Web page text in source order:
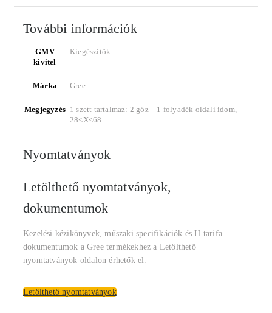
További információk
GMV
kivitel
Kiegészítők
Márka Gree
Megjegyzés 1 szett tartalmaz: 2 gőz – 1 folyadék oldali idom,
28<X<68
Nyomtatványok
Letölthető nyomtatványok,
dokumentumok
Kezelési kézikönyvek, műszaki specifikációk és H tarifa
dokumentumok a Gree termékekhez a Letölthető
nyomtatványok oldalon érhetők el.
Letölthető nyomtatványok